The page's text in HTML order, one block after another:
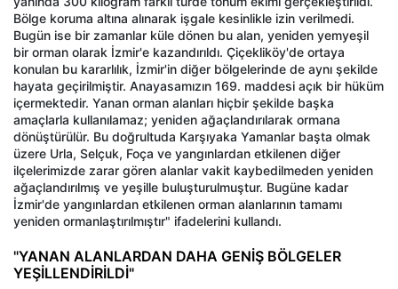
Bölge koruma altına alınarak işgale kesinlikle izin verilmedi.
Bugün ise bir zamanlar küle dönen bu alan, yeniden yemyeşil
bir orman olarak İzmir'e kazandırıldı. Çiçekliköy'de ortaya
konulan bu kararlılık, İzmir'in diğer bölgelerinde de aynı şekilde
hayata geçirilmiştir. Anayasamızın 169. maddesi açık bir hüküm
içermektedir. Yanan orman alanları hiçbir şekilde başka
amaçlarla kullanılamaz; yeniden ağaçlandırılarak ormana
dönüştürülür. Bu doğrultuda Karşıyaka Yamanlar başta olmak
üzere Urla, Selçuk, Foça ve yangınlardan etkilenen diğer
ilçelerimizde zarar gören alanlar vakit kaybedilmeden yeniden
ağaçlandırılmış ve yeşille buluşturulmuştur. Bugüne kadar
İzmir'de yangınlardan etkilenen orman alanlarının tamamı
yeniden ormanlaştırılmıştır" ifadelerini kullandı.
"YANAN ALANLARDAN DAHA GENİŞ BÖLGELER
YEŞİLLENDİRİLDİ"